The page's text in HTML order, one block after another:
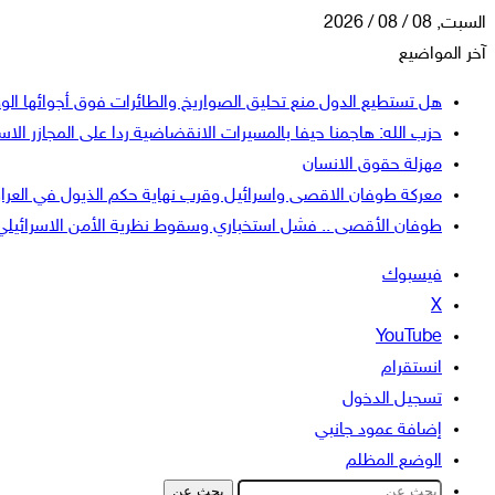
السبت, 08 / 08 / 2026
آخر المواضيع
هل تستطيع الدول منع تحليق الصواريخ والطائرات فوق أجوائها
حزب الله: هاجمنا حيفا بالمسيرات الانقضاضية ردا على المجازر
مهزلة حقوق الانسان
معركة طوفان الاقصى واسرائيل وقرب نهاية حكم الذيول في
طوفان الأقصى .. فشل استخباري وسقوط نظرية الأمن
فيسبوك
‫X
‫YouTube
انستقرام
تسجيل الدخول
إضافة عمود جانبي
الوضع المظلم
بحث عن